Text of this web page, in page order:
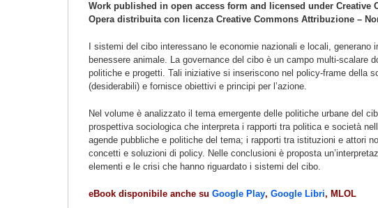
Work published in open access form and licensed under Creative
Opera distribuita con licenza Creative Commons Attribuzione –
I sistemi del cibo interessano le economie nazionali e locali,
benessere animale. La governance del cibo è un campo multi-
politiche e progetti. Tali iniziative si inseriscono nel policy-frame della
(desiderabili) e fornisce obiettivi e principi per l’azione.
Nel volume è analizzato il tema emergente delle politiche urbane del
prospettiva sociologica che interpreta i rapporti tra politica e società
agende pubbliche e politiche del tema; i rapporti tra istituzioni e attori
concetti e soluzioni di policy. Nelle conclusioni è proposta
elementi e le crisi che hanno riguardato i sistemi del cibo.
eBook disponibile anche su Google Play, Google Libri, MLOL